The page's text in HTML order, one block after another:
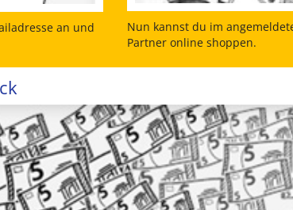
an und
Nun kannst du im
Partner online shoppen.